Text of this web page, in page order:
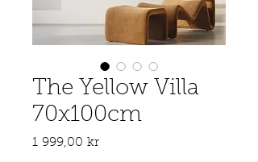
The Yellow Villa
70x100cm
1 999,00 krPris